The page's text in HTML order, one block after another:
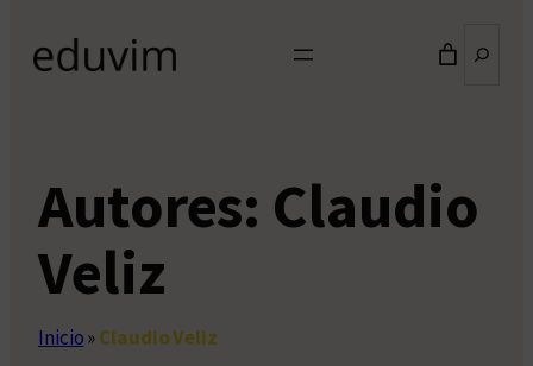
Autores: Claudio
Veliz
Inicio»Claudio Veliz